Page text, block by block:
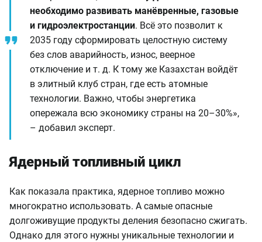
необходимо развивать манёвренные, газовые
и гидроэлектростанции. Всё это позволит к
2035 году сформировать целостную систему
без слов аварийность, износ, веерное
отключение и т. д. К тому же Казахстан войдёт
в элитный клуб стран, где есть атомные
технологии. Важно, чтобы энергетика
опережала всю экономику страны на 20–30%»,
– добавил эксперт.
Ядерный топливный цикл
Как показала практика, ядерное топливо можно
многократно использовать. А самые опасные
долгоживущие продукты деления безопасно сжигать.
Однако для этого нужны уникальные технологии и